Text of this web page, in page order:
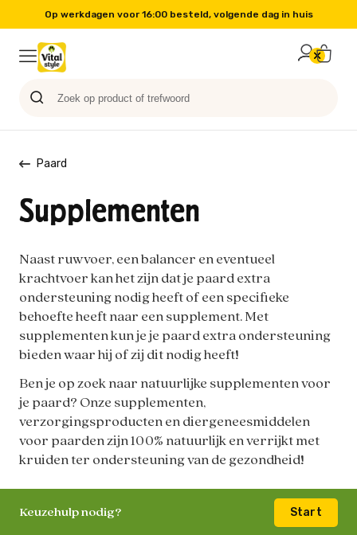
Op werkdagen voor 16:00 besteld, volgende dag in huis
Paard
Supplementen
Naast ruwvoer, een balancer en eventueel
krachtvoer kan het zijn dat je paard extra
ondersteuning nodig heeft of een specifieke
behoefte heeft naar een supplement. Met
supplementen kun je je paard extra ondersteuning
bieden waar hij of zij dit nodig heeft!
Ben je op zoek naar natuurlijke supplementen voor
je paard? Onze supplementen,
verzorgingsproducten en diergeneesmiddelen
voor paarden zijn 100% natuurlijk en verrijkt met
kruiden ter ondersteuning van de gezondheid!
Keuzehulp nodig? Start